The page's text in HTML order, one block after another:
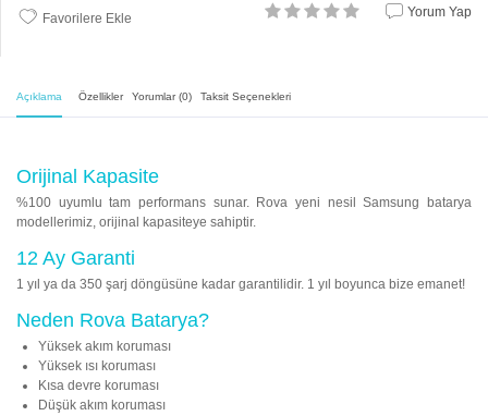
Favorilere Ekle Yorum Yap
Açıklama Özellikler Yorumlar (0) Taksit Seçenekleri
Orijinal Kapasite
%100 uyumlu tam performans sunar. Rova yeni nesil Samsung batarya
modellerimiz, orijinal kapasiteye sahiptir.
12 Ay Garanti
1 yıl ya da 350 şarj döngüsüne kadar garantilidir. 1 yıl boyunca bize emanet!
Neden Rova Batarya?
Yüksek akım koruması
Yüksek ısı koruması
Kısa devre koruması
Düşük akım koruması